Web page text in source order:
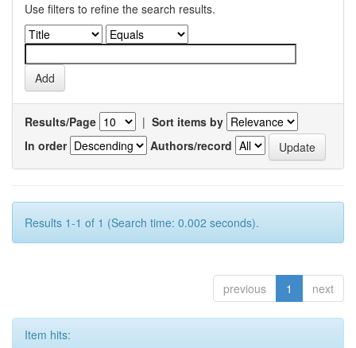
Use filters to refine the search results.
Results/Page | Sort items by
In order
Authors/record
Results 1-1 of 1 (Search time: 0.002 seconds).
previous 1 next
Item hits: